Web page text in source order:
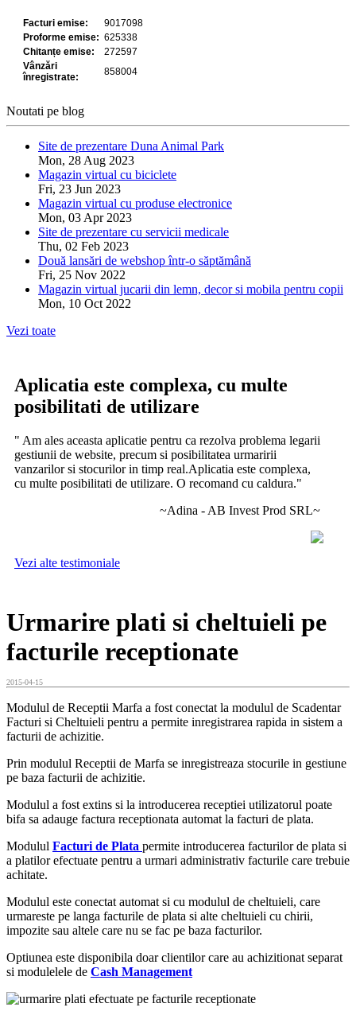
Noutati pe blog
Site de prezentare Duna Animal Park
Mon, 28 Aug 2023
Magazin virtual cu biciclete
Fri, 23 Jun 2023
Magazin virtual cu produse electronice
Mon, 03 Apr 2023
Site de prezentare cu servicii medicale
Thu, 02 Feb 2023
Două lansări de webshop într-o săptămână
Fri, 25 Nov 2022
Magazin virtual jucarii din lemn, decor si mobila pentru copii
Mon, 10 Oct 2022
Vezi toate
Aplicatia este complexa, cu multe
posibilitati de utilizare
" Am ales aceasta aplicatie pentru ca rezolva problema legarii
gestiunii de website, precum si posibilitatea urmaririi
vanzarilor si stocurilor in timp real.Aplicatia este complexa,
cu multe posibilitati de utilizare. O recomand cu caldura."
~Adina - AB Invest Prod SRL~
Vezi alte testimoniale
Urmarire plati si cheltuieli pe
facturile receptionate
2015-04-15
Modulul de Receptii Marfa a fost conectat la modulul de Scadentar
Facturi si Cheltuieli pentru a permite inregistrarea rapida in sistem a
facturii de achizitie.
Prin modulul Receptii de Marfa se inregistreaza stocurile in gestiune
pe baza facturii de achizitie.
Modulul a fost extins si la introducerea receptiei utilizatorul poate
bifa sa adauge factura receptionata automat la facturi de plata.
Modulul Facturi de Plata permite introducerea facturilor de plata si
a platilor efectuate pentru a urmari administrativ facturile care trebuie
achitate.
Modulul este conectat automat si cu modulul de cheltuieli, care
urmareste pe langa facturile de plata si alte cheltuieli cu chirii,
impozite sau altele care nu se fac pe baza facturilor.
Optiunea este disponibila doar clientilor care au achizitionat separat
si modulelele de Cash Management